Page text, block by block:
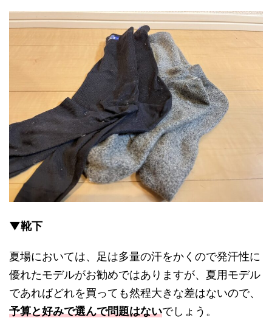
▼靴下
夏場においては、足は多量の汗をかくので発汗性に
優れたモデルがお勧めではありますが、夏用モデル
であればどれを買っても然程大きな差はないので、
予算と好みで選んで問題はないでしょう。